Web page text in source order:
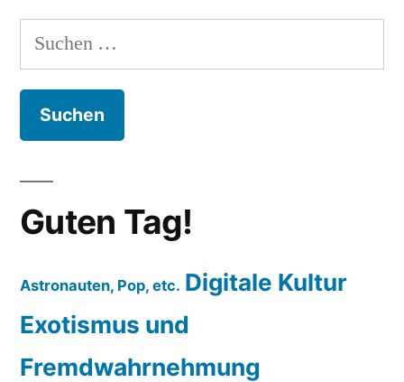
Suchen
nach:
Guten Tag!
Astronauten, Pop, etc. Digitale Kultur
Exotismus und
Fremdwahrnehmung